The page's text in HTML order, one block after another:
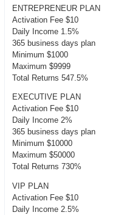
ENTREPRENEUR PLAN
Activation Fee $10
Daily Income 1.5%
365 business days plan
Minimum $1000
Maximum $9999
Total Returns 547.5%
EXECUTIVE PLAN
Activation Fee $10
Daily Income 2%
365 business days plan
Minimum $10000
Maximum $50000
Total Returns 730%
VIP PLAN
Activation Fee $10
Daily Income 2.5%